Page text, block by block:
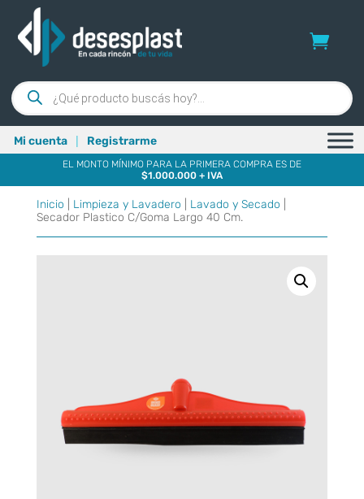
Búsqueda
de
productos
Mi cuenta | Registrarme
EL MONTO MÍNIMO PARA LA PRIMERA COMPRA ES DE
$1.000.000 + IVA
Inicio Limpieza y Lavadero Lavado y Secado
Secador Plastico C/Goma Largo 40 Cm.